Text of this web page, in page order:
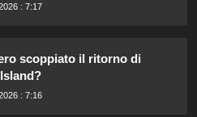
alta, nausea e mal di
la relazione con Alessio Pilli
: 7:17
scoppiato il ritorno di
: 7:16